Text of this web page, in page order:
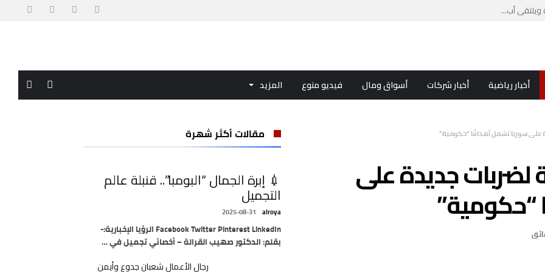
ويلتقي أب...
لبنان...
أخبار رياضية أخبار شركات أسواق ومال فيديو منوع المزيد
على سوريا تشمل أهدافًا “حكومية”
لضربات جديدة على
“حكومية”
مقالات أكثر شهرة
💉 إبرة الجمال “البومبا”.. قنبلة عالم
التجميل
alroya
2025-08-31
Facebook Twitter Pinterest LinkedIn الرؤيا الإخبارية:-
بقلم: الدكتور صهيب القرالة – أخصائي تجميل في …
رجال الأعمال شعبان جدوع وأيمن